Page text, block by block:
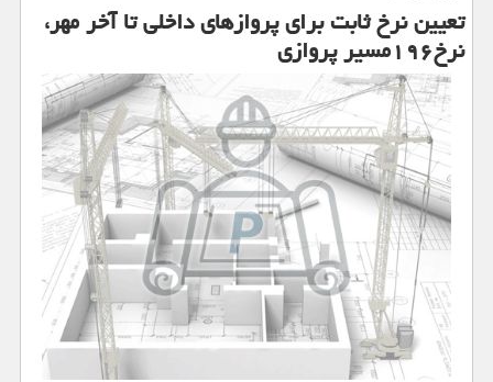
تعیین نرخ ثابت برای پروازهای داخلی تا آخر مهر،
نرخ۱۹۶مسیر پروازی